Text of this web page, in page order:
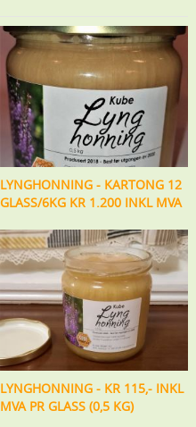
LYNGHONNING - KARTONG 12
GLASS/6KG KR 1.200 INKL MVA
LYNGHONNING - KR 115,- INKL
MVA PR GLASS (0,5 KG)